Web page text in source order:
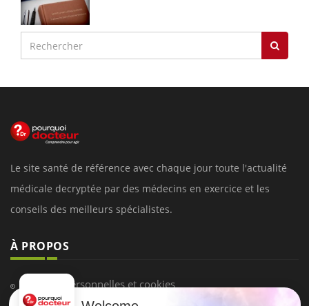
Le site santé de référence avec chaque jour toute l'actualité
médicale decryptée par des médecins en exercice et les
conseils des meilleurs spécialistes.
À PROPOS
Données personnelles et cookies